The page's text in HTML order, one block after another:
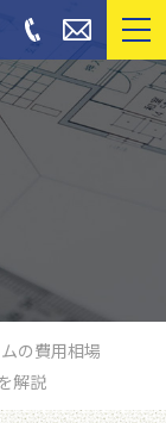
の費用相場
解説